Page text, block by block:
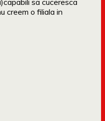
creem o filiala in